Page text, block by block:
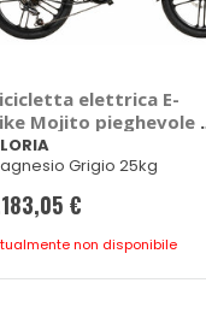
elettrica E-
Mojito pieghevole -
Grigio 25kg
€
non disponibile